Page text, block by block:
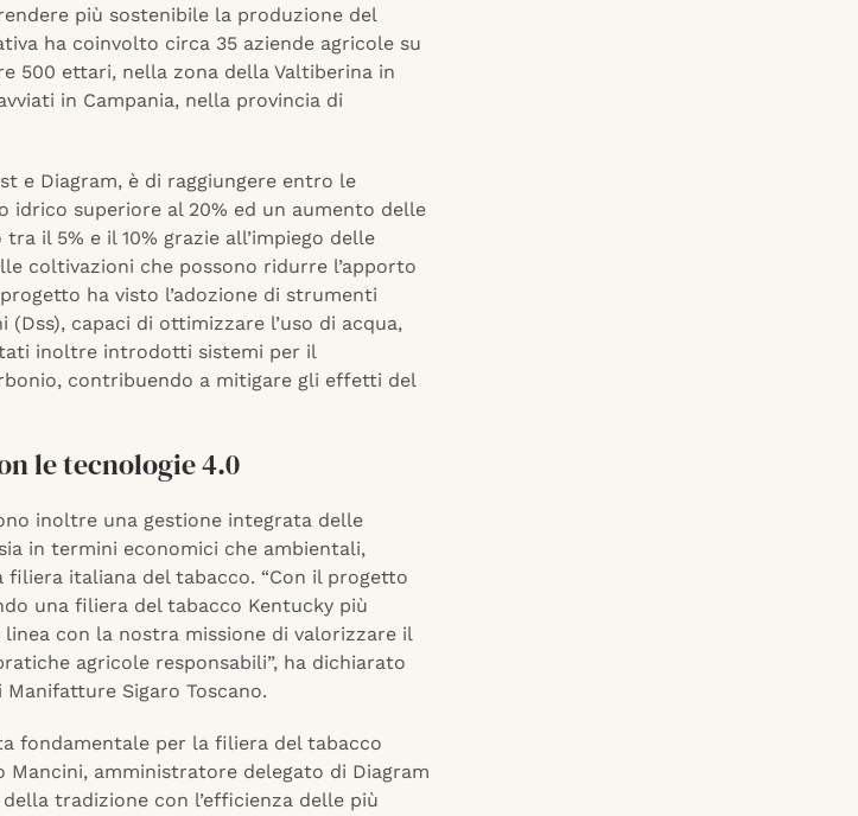
più sostenibile la produzione del
ha coinvolto circa 35 aziende agricole su
500 ettari, nella zona della Valtiberina in
in Campania, nella provincia di
e Diagram, è di raggiungere entro le
idrico superiore al 20% ed un aumento delle
il 5% e il 10% grazie all’impiego delle
coltivazioni che possono ridurre l’apporto
ha visto l’adozione di strumenti
capaci di ottimizzare l’uso di acqua,
inoltre introdotti sistemi per il
contribuendo a mitigare gli effetti del
le tecnologie 4.0
inoltre una gestione integrata delle
in termini economici che ambientali,
italiana del tabacco. “Con il progetto
una filiera del tabacco Kentucky più
con la nostra missione di valorizzare il
agricole responsabili”, ha dichiarato
Sigaro Toscano.
fondamentale per la filiera del tabacco
amministratore delegato di Diagram
tradizione con l’efficienza delle più